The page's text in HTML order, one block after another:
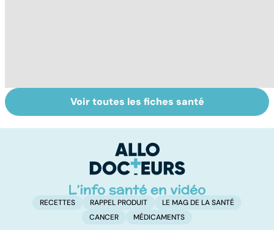
osseuse : des
La sciatique : un
symptôme
Voir toutes les fiches santé
RECETTES RAPPEL PRODUIT
LE MAG DE LA SANTÉ
CANCER
MÉDICAMENTS